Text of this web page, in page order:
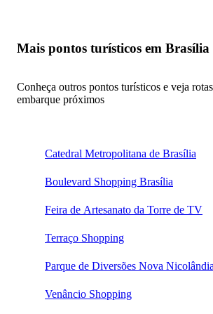
Mais pontos turísticos em Brasília
Conheça outros pontos turísticos e veja
embarque próximos
Catedral Metropolitana de Brasília
Boulevard Shopping Brasília
Feira de Artesanato da Torre de TV
Terraço Shopping
Parque de Diversões Nova Nicolândia
Venâncio Shopping